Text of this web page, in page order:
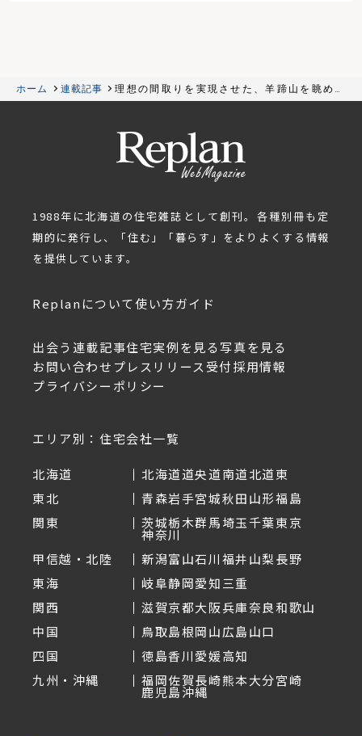
ホーム 連載記事
理想の間取りを実現させた、羊蹄山を眺める
「笠」屋根の家
1988年に北海道の住宅雑誌として創刊。各種別冊も定
期的に発行し、「住む」「暮らす」をよりよくする情報
を提供しています。
Replanについて使い方ガイド
出会う 連載記事住宅実例を見る写真を見る
お問い合わせ プレスリリース受付採用情報
プライバシーポリシー
エリア別：住宅会社一覧
北海道 北海道道央道南道北道東
東北
青森岩手宮城秋田山形福島
関東
茨城栃木群馬埼玉千葉東京
神奈川
甲信越・北陸
新潟富山石川福井山梨長野
東海
岐阜静岡愛知三重
関西
滋賀京都大阪兵庫奈良和歌山
中国
鳥取島根岡山広島山口
四国
徳島香川愛媛高知
九州・沖縄
福岡佐賀長崎熊本大分宮崎
鹿児島沖縄